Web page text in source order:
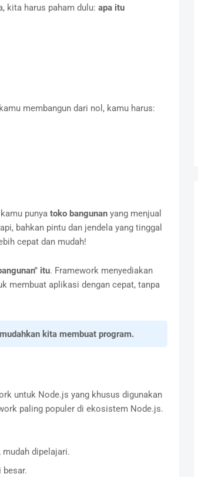
kita harus paham dulu: apa itu
membangun dari nol, kamu harus:
punya toko bangunanyang menjual
bahkan pintu dan jendela yang tinggal
cepat dan mudah!
itu. Framework menyediakan
membuat aplikasi dengan cepat, tanpa
kita membuat program.
untuk Node.js yang khusus digunakan
paling populer di ekosistem Node.js.
dipelajari.